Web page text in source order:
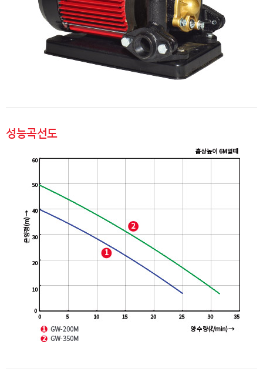
성능곡선도